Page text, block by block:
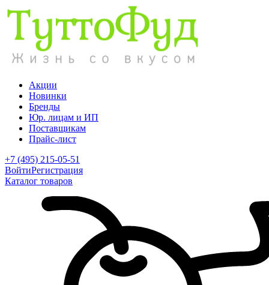
Акции
Новинки
Бренды
Юр. лицам и ИП
Поставщикам
Прайс-лист
+7 (495) 215-05-51
ВойтиРегистрация
Каталог товаров